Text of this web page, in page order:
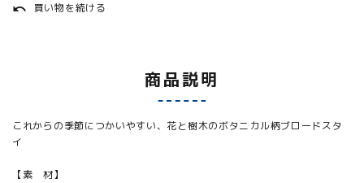
undo 買い物を続ける
商品説明
これからの季節につかいやすい、花と樹木のボタニカル柄ブロードスタ
イ
【素 材】